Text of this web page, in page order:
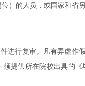
的人员，或国家和省
进行复审。凡有弄虚
提供所在院校出具的